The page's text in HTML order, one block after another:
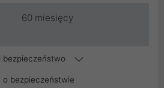
60 miesięcy
bezpieczeństwo
bezpieczeństwie